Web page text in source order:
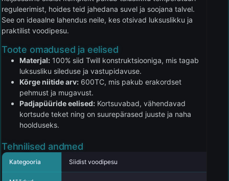
reguleerimist, hoides teid jahedana suvel ja soojana talvel.
See on ideaalne lahendus neile, kes otsivad luksuslikku ja
praktilist voodipesu.
Toote omadused ja eelised
Materjal: 100% siid Twill konstruktsiooniga, mis tagab
luksusliku sileduse ja vastupidavuse.
Kõrge niitide arv: 600TC, mis pakub erakordset
pehmust ja mugavust.
Padjapüüride eelised: Kortsuvabad, vähendavad
kortsude teket ning on suurepärased juuste ja naha
hoolduseks.
Tehnilised andmed
Kategooria Siidist voodipesu